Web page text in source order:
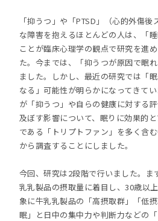
「抑うつ」や「PTSD」（心的外傷
な障害を抱えるほとんどの人は、「
ことが臨床心理学の観点で研究を進
た。今までは、「抑うつが原因で眠
ました。しかし、最近の研究では「
なる」可能性が明らかになってきてい
が「抑うつ」や自らの健康に対する
及ぼす影響について、眠りに効果的
である「トリプトファン」を多く含
から調査することにしました。
今回、研究は2段階で行いました。ま
乳乳製品の摂取量に着目し、30歳以
象に牛乳乳製品の「高摂取群」「低
眠」と日中の集中力や判断力などの